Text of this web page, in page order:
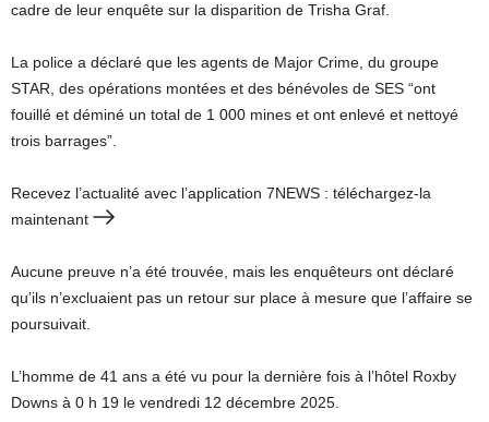
cadre de leur enquête sur la disparition de Trisha Graf.
La police a déclaré que les agents de Major Crime, du groupe
STAR, des opérations montées et des bénévoles de SES “ont
fouillé et déminé un total de 1 000 mines et ont enlevé et nettoyé
trois barrages”.
Recevez l’actualité avec l’application 7NEWS : téléchargez-la
maintenant
Aucune preuve n’a été trouvée, mais les enquêteurs ont déclaré
qu’ils n’excluaient pas un retour sur place à mesure que l’affaire se
poursuivait.
L’homme de 41 ans a été vu pour la dernière fois à l’hôtel Roxby
Downs à 0 h 19 le vendredi 12 décembre 2025.